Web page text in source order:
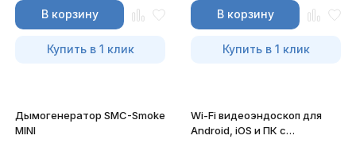
В корзину
Купить в 1 клик
В корзину
Купить в 1 клик
Дымогенератор SMC-Smoke
MINI
Wi-Fi видеоэндоскоп для
Android, iOS и ПК с